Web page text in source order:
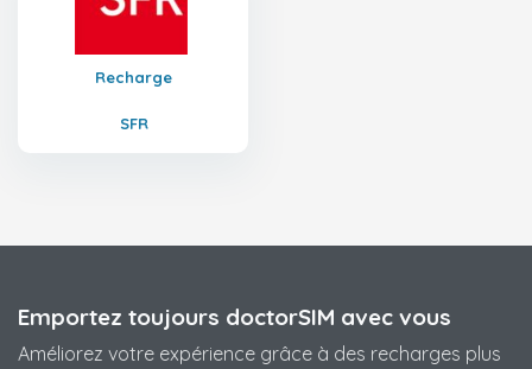
Recharge
SFR
Emportez toujours doctorSIM avec vous
Améliorez votre expérience grâce à des recharges plus